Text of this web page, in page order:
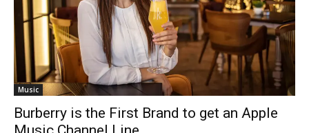
Music
Burberry is the First Brand to get an Apple